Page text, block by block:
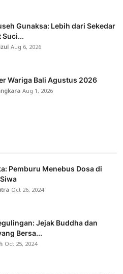
Gunaksa: Lebih dari Sekedar
Suci...
Aug 6, 2026
Wariga Bali Agustus 2026
Aug 1, 2026
Pemburu Menebus Dosa di
Oct 26, 2024
Jejak Buddha dan
Bersa...
Oct 25, 2024